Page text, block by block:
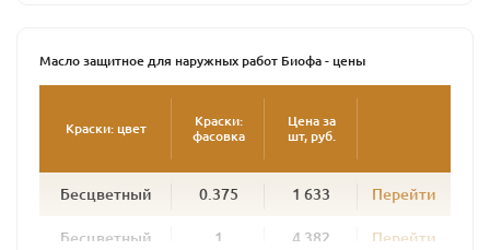
поверхностей, подвергающихся интенсивной
атмосферной нагрузке: садовая мебель, беседки,
заборы, террасы, балки и лаги, венцы срубов. Масло
защитный слой. Подчеркивая структуру дерева, масло
придает поверхности полуглянцевый блеск.
Масло защитное для наружных работ Биофа - цены
Краски: цвет
Краски:
фасовка
Цена за
шт, руб.
Бесцветный 0.375 1 633 Перейти
Бесцветный 1 4 382 Перейти